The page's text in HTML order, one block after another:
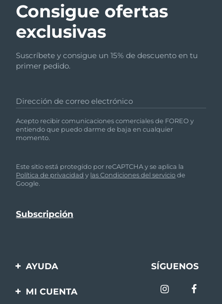
Consigue ofertas
exclusivas
Suscríbete y consigue un 15% de descuento en tu
primer pedido.
Dirección de correo electrónico
Acepto recibir comunicaciones comerciales de FOREO y
entiendo que puedo darme de baja en cualquier
momento.
Este sitio está protegido por reCAPTCHA y se aplica la
Política de privacidad y las Condiciones del serviciode
Google.
AYUDA
Contáctanos
SÍGUENOS
MI CUENTA